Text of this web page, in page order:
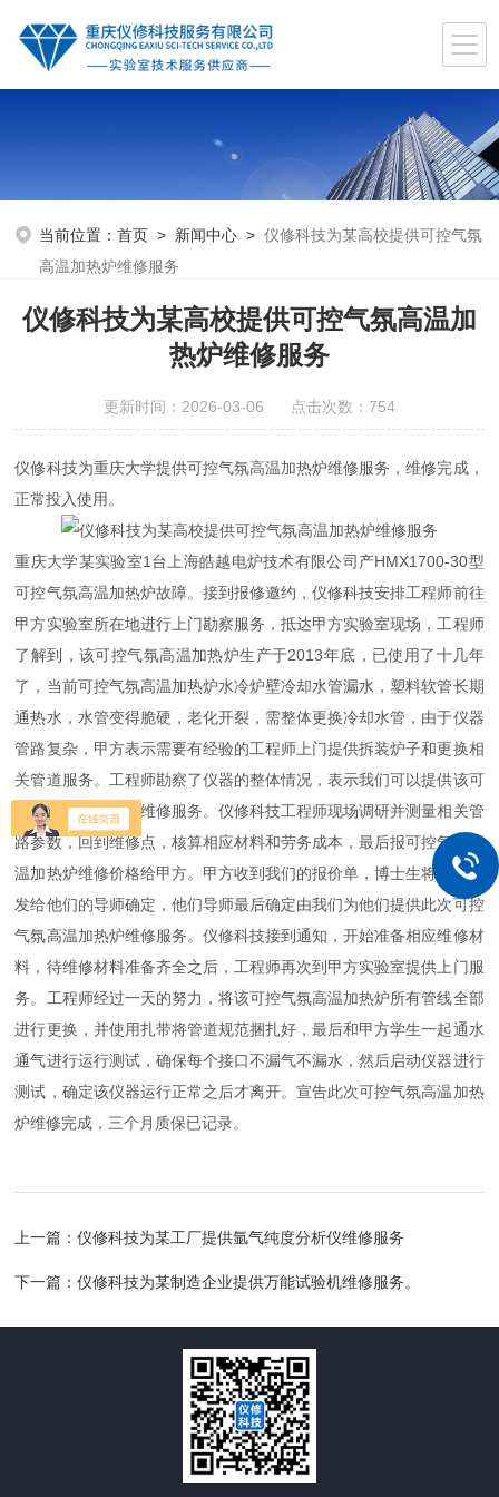
当前位置：首页 > 新闻中心 >仪修科技为某高校提供可控气氛
高温加热炉维修服务
仪修科技为某高校提供可控气氛高温加
热炉维修服务
更新时间：2026-03-06 点击次数：754
仪修科技为重庆大学提供可控气氛高温加热炉维修服务，维修完成，
正常投入使用。
重庆大学某实验室1台上海皓越电炉技术有限公司产HMX1700-30型
可控气氛高温加热炉故障。接到报修邀约，仪修科技安排工程师前往
甲方实验室所在地进行上门勘察服务，抵达甲方实验室现场，工程师
了解到，该可控气氛高温加热炉生产于2013年底，已使用了十几年
了，当前可控气氛高温加热炉水冷炉壁冷却水管漏水，塑料软管长期
通热水，水管变得脆硬，老化开裂，需整体更换冷却水管，由于仪器
管路复杂，甲方表示需要有经验的工程师上门提供拆装炉子和更换相
关管道服务。工程师勘察了仪器的整体情况，表示我们可以提供该可
控气氛高温加热炉维修服务。仪修科技工程师现场调研并测量相关管
路参数，回到维修点，核算相应材料和劳务成本，最后报可控气氛高
温加热炉维修价格给甲方。甲方收到我们的报价单，博士生将报价单
发给他们的导师确定，他们导师最后确定由我们为他们提供此次可控
气氛高温加热炉维修服务。仪修科技接到通知，开始准备相应维修材
料，待维修材料准备齐全之后，工程师再次到甲方实验室提供上门服
务。工程师经过一天的努力，将该可控气氛高温加热炉所有管线全部
进行更换，并使用扎带将管道规范捆扎好，最后和甲方学生一起通水
通气进行运行测试，确保每个接口不漏气不漏水，然后启动仪器进行
测试，确定该仪器运行正常之后才离开。宣告此次可控气氛高温加热
炉维修完成，三个月质保已记录。
上一篇：仪修科技为某工厂提供氩气纯度分析仪维修服务
下一篇：仪修科技为某制造企业提供万能试验机维修服务。